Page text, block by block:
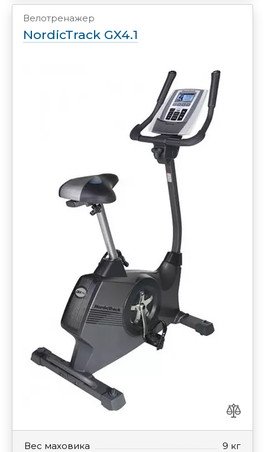
Велотренажер
NordicTrack GX4.1
Вес маховика
9 кг